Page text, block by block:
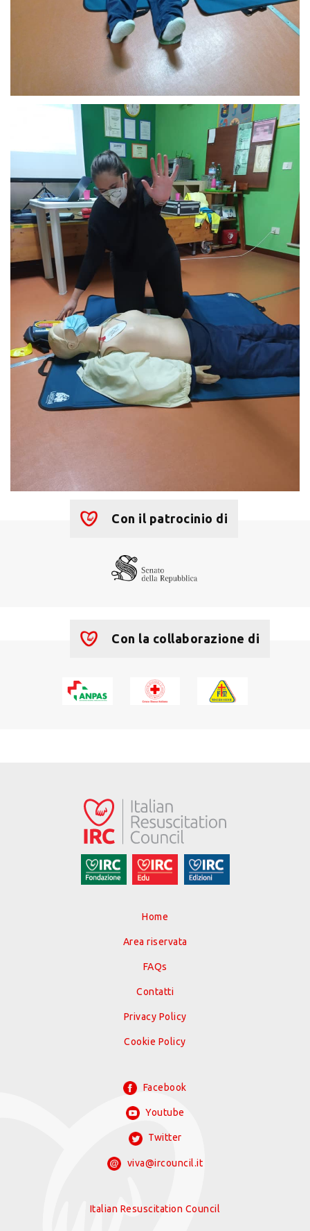
Con il patrocinio di
Con la collaborazione di
Home
Area riservata
FAQs
Contatti
Privacy Policy
Cookie Policy
Facebook
Youtube
Twitter
viva@ircouncil.it
Italian Resuscitation Council